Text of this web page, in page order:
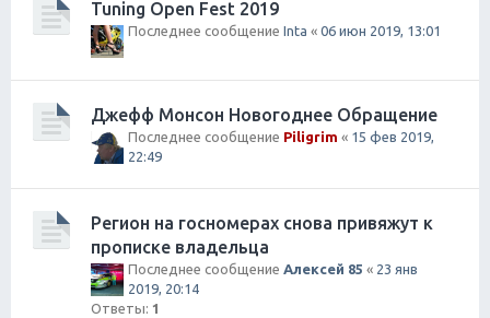
Tuning Open Fest 2019
Последнее сообщение Inta « 06 июн 2019, 13:01
Джефф Монсон Новогоднее Обращение
Последнее сообщение Piligrim « 15 фев 2019,
22:49
Регион на госномерах снова привяжут к
прописке владельца
Последнее сообщение Алексей 85 « 23 янв
2019, 20:14
Ответы: 1